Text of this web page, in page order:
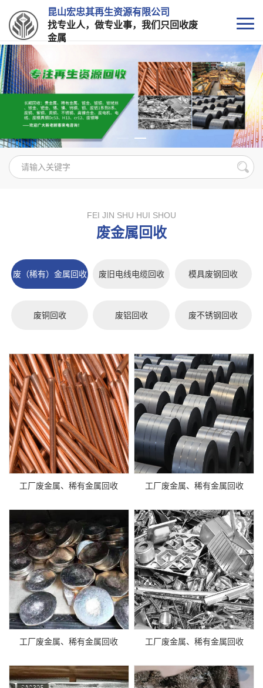
昆山宏忠其再生资源有限公司
找专业人，做专业事，我们只回收废
金属
FEI JIN SHU HUI SHOU
废金属回收
废（稀有）金属回收 废旧电线电缆回收 模具废钢回收
废铜回收 废铝回收 废不锈钢回收
工厂废金属、稀有金属回收 工厂废金属、稀有金属回收
工厂废金属、稀有金属回收 工厂废金属、稀有金属回收